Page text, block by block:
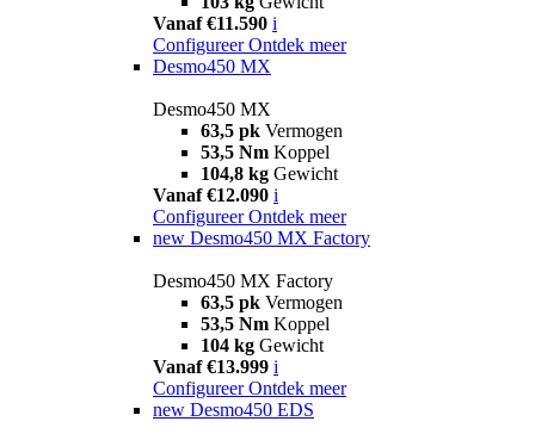
Vanaf €11.590 i
Configureer Ontdek meer
Desmo450 MX
Desmo450 MX
63,5 pk Vermogen
53,5 Nm Koppel
104,8 kg Gewicht
Vanaf €12.090 i
Configureer Ontdek meer
new Desmo450 MX Factory
Desmo450 MX Factory
63,5 pk Vermogen
53,5 Nm Koppel
104 kg Gewicht
Vanaf €13.999 i
Configureer Ontdek meer
new Desmo450 EDS